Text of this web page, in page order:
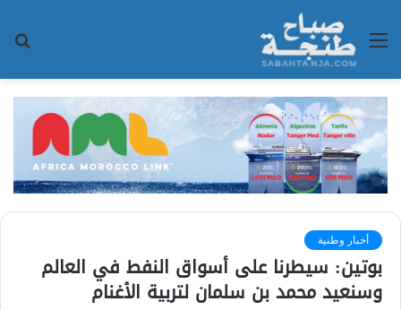
القائمة
أخبار وطنية
بوتين: سيطرنا على أسواق النفط في العالم
وسنعيد محمد بن سلمان لتربية الأغنام